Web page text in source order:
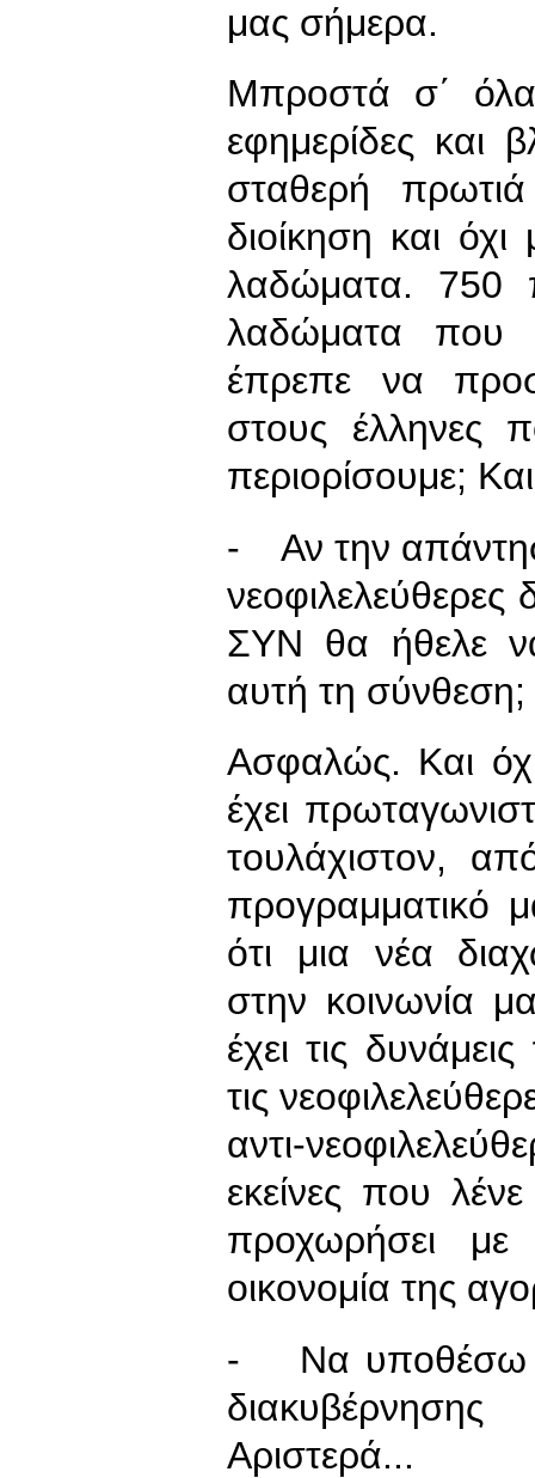
μας σήμερα.
Μπροστά σ΄
εφημερίδες και
σταθερή
διοίκηση και
λαδώματα. 750
λαδώματα που
έπρεπε να
στους έλληνες
περιορίσουμε;
- Αν την
ΣΥΝ θα ήθελε
αυτή τη σύνθεση;
Ασφαλώς. Και
έχει
τουλάχιστον,
προγραμματικό
ότι μια νέα
στην κοινωνία
έχει τις
τις
αντι-
εκείνες που
προχωρήσει
οικονομία της
- Να υποθέσω
Αριστερά...